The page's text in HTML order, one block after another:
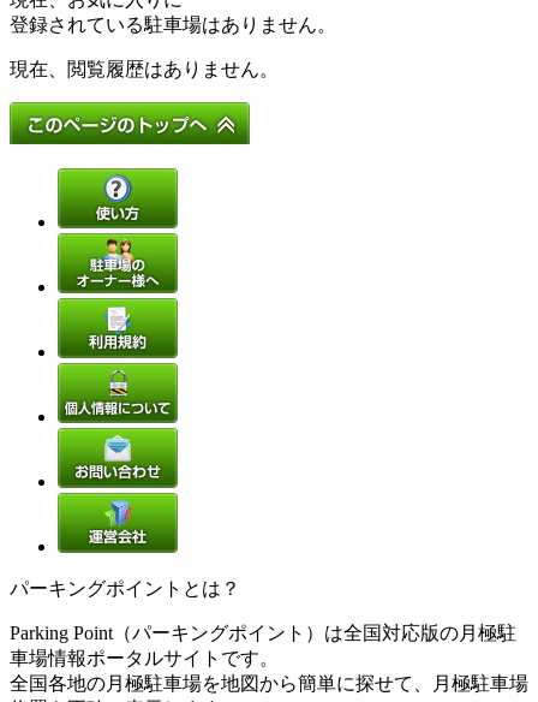
登録されている駐車場はありません。
現在、閲覧履歴はありません。
パーキングポイントとは？
Parking Point（パーキングポイント）は全国対応版の月極駐
車場情報ポータルサイトです。
全国各地の月極駐車場を地図から簡単に探せて、月極駐車場